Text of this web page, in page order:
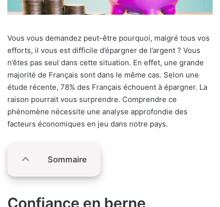
Vous vous demandez peut-être pourquoi, malgré tous vos
efforts, il vous est difficile d’épargner de l’argent ? Vous
n’êtes pas seul dans cette situation. En effet, une grande
majorité de Français sont dans le même cas. Selon une
étude récente, 78% des Français échouent à épargner. La
raison pourrait vous surprendre. Comprendre ce
phénomène nécessite une analyse approfondie des
facteurs économiques en jeu dans notre pays.
Sommaire
Confiance en berne,